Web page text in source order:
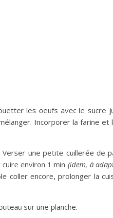
les oeufs avec le sucre
Incorporer la farine
Verser une petite cuillerée de
cuire environ 1 min (idem, à
coller encore, prolonger la
sur une planche.